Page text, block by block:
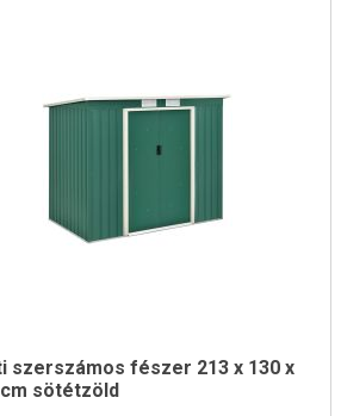
szerszámos fészer 213 x 130 x
sötétzöld